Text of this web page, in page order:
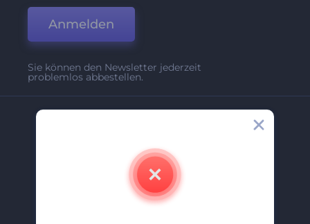
Anmelden
Sie können den Newsletter jederzeit
problemlos abbestellen.